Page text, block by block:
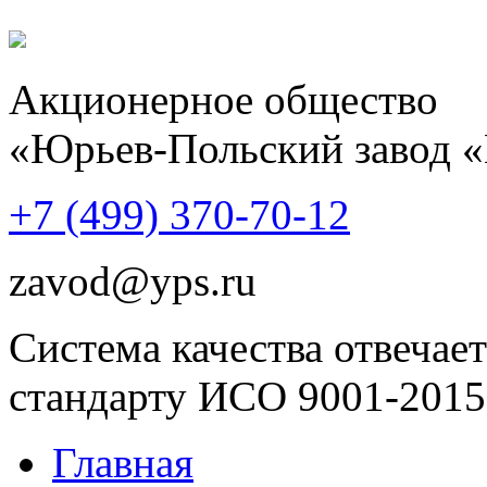
Акционерное общество
«Юрьев-Польский завод
+7 (499) 370-70-12
zavod@yps.ru
Система качества отвечает
стандарту ИСО 9001-2015
Главная